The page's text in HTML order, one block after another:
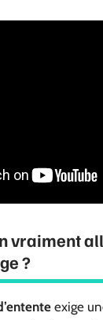
vraiment
?
exige